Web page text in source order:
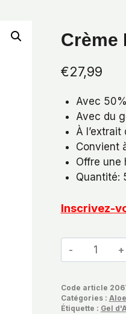
Crème
€27,99
Avec
Avec du
À l’extrait
Convient
Offre une
Quantité:
Inscrivez-
quantité
de
De
Nuit
Code article
Catégories :
Étiquette : Gel